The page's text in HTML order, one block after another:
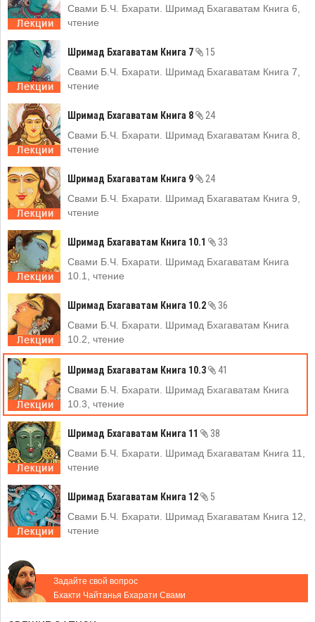
Свами Б.Ч. Бхарати. Шримад Бхагаватам Книга 6,
чтение
Шримад Бхагаватам Книга 7
15
Свами Б.Ч. Бхарати. Шримад Бхагаватам Книга 7,
чтение
Шримад Бхагаватам Книга 8
24
Свами Б.Ч. Бхарати. Шримад Бхагаватам Книга 8,
чтение
Шримад Бхагаватам Книга 9
24
Свами Б.Ч. Бхарати. Шримад Бхагаватам Книга 9,
чтение
Шримад Бхагаватам Книга 10.1
33
Свами Б.Ч. Бхарати. Шримад Бхагаватам Книга
10.1, чтение
Шримад Бхагаватам Книга 10.2
36
Свами Б.Ч. Бхарати. Шримад Бхагаватам Книга
10.2, чтение
Шримад Бхагаватам Книга 10.3
41
Свами Б.Ч. Бхарати. Шримад Бхагаватам Книга
10.3, чтение
Шримад Бхагаватам Книга 11
38
Свами Б.Ч. Бхарати. Шримад Бхагаватам Книга 11,
чтение
Шримад Бхагаватам Книга 12
5
Свами Б.Ч. Бхарати. Шримад Бхагаватам Книга 12,
чтение
Задайте свой вопрос
Бхакти Чайтанья Бхарати Свами